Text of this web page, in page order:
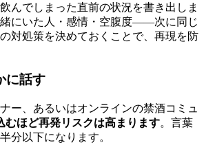
んでしまった直前の状況を書き出しま
にいた人・感情・空腹度——次に同じ
対処策を決めておくことで、再現を防
に話す
ー、あるいはオンラインの禁酒コミュ
むほど再発リスクは高まります。言葉
分以下になります。